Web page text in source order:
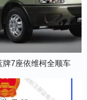
牌7座依维柯全顺车